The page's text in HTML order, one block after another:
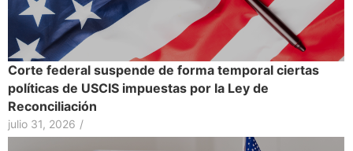
Corte federal suspende de forma temporal ciertas
políticas de USCIS impuestas por la Ley de
Reconciliación
julio 31, 2026 /